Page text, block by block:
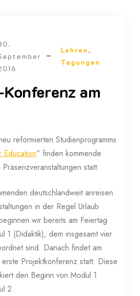
Lehren ,
Tagungen
am
reformierten Studienprogramms
“ finden kommende
statt.
deutschlandweit anreisen
in der Regel Urlaub
wir bereits am Feiertag
1 (Didaktik), dem insgesamt vier
sind. Danach findet am
Projektkonferenz statt. Diese
den Beginn von Modul 1
2